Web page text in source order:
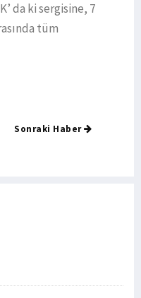
da ki sergisine, 7
tüm
Sonraki Haber